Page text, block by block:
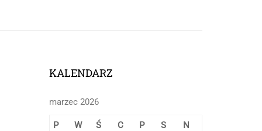
KALENDARZ
marzec 2026
P W Ś C P S
N